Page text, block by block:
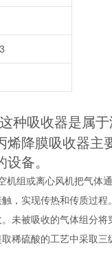
种吸收器是属
降膜吸收器主
备。
组或离心风机把气体
，实现传热和传质过
未被吸收的气体组分
稀硫酸的工艺中采取